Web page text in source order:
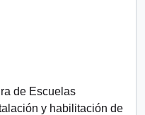
de Escuelas
y habilitación de